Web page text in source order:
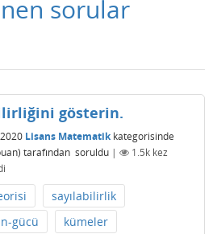
sorular
gösterin.
Lisans Matematikkategorisinde
tarafından soruldu | 1.5kkez
sayılabilirlik
gücü
kümeler